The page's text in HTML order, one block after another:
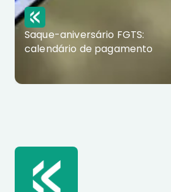
Saque-aniversário FGTS:
calendário de pagamento